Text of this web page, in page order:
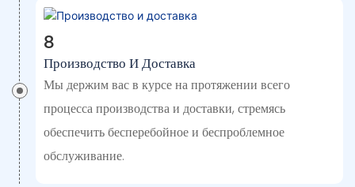
8
Производство И Доставка
Мы держим вас в курсе на протяжении всего
процесса производства и доставки, стремясь
обеспечить бесперебойное и беспроблемное
обслуживание.